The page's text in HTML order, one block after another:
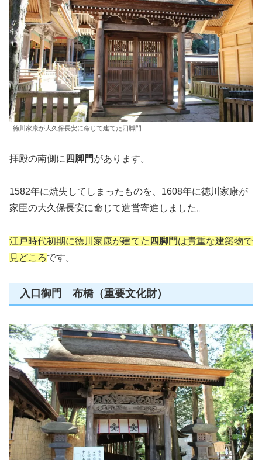
徳川家康が大久保長安に命じて建てた四脚門
拝殿の南側に 四脚門があります。
1582年に焼失してしまったものを、1608年に徳川家康が
家臣の大久保長安に命じて造営寄進しました。
江戸時代初期に徳川家康が建てた 四脚門は貴重な建築物で
見どころです。
入口御門 布橋（重要文化財）